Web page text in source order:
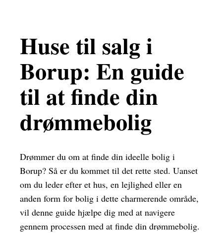
Huse til salg i
Borup: En guide
til at finde din
drømmebolig
Drømmer du om at finde din ideelle bolig i
Borup? Så er du kommet til det rette sted. Uanset
om du leder efter et hus, en lejlighed eller en
anden form for bolig i dette charmerende område,
vil denne guide hjælpe dig med at navigere
gennem processen med at finde din drømmebolig.